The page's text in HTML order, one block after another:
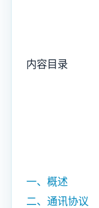
内容目录
一、概述
二、通讯协议